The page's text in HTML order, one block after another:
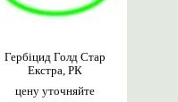
цену уточняйте
Гербіцид Голд Стар
Екстра, РК